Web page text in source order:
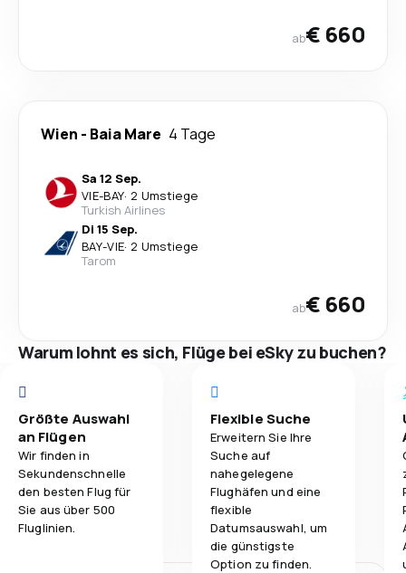
ab€ 660
Wien - Baia Mare 4 Tage
Sa 12 Sep.
VIE-BAY· 2 Umstiege
Turkish Airlines
Di 15 Sep.
BAY-VIE· 2 Umstiege
Tarom
ab€ 660
Warum lohnt es sich, Flüge bei eSky zu buchen?
Größte Auswahl
an Flügen
Wir finden in
Sekundenschnelle
den besten Flug für
Sie aus über 500
Fluglinien.
Flexible Suche
Erweitern Sie Ihre
Suche auf
nahegelegene
Flughäfen und eine
flexible
Datumsauswahl, um
die günstigste
Option zu finden.